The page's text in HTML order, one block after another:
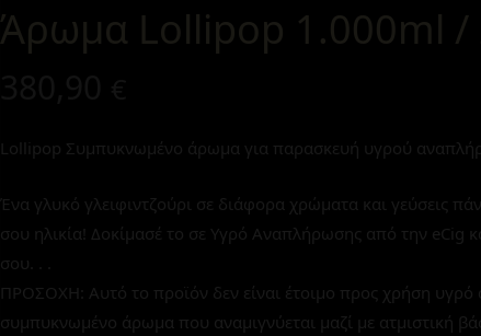
Άρωμα Lollipop 1.000ml /
Lollipop Συμπυκνωμένο άρωμα για παρασκευή υγρού
Ένα γλυκό γλειφιντζούρι σε διάφορα χρώματα και γεύσεις
σου ηλικία! Δοκίμασέ το σε Υγρό Αναπλήρωσης από την eCig
σου. . .
ΠΡΟΣΟΧΗ: Αυτό το προϊόν δεν είναι έτοιμο προς χρήση υγρό
συμπυκνωμένο άρωμα που αναμιγνύεται μαζί με ατμιστική